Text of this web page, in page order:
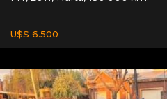
U$S 6.500